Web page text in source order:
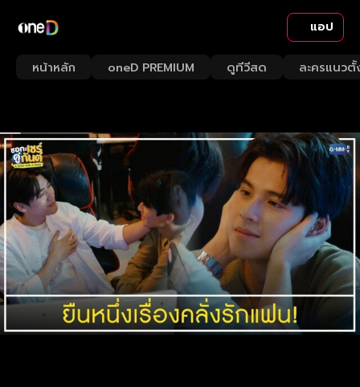
แอป
หน้าหลัก oneD PREMIUM ดูทีวีสด ละครแนวตั้